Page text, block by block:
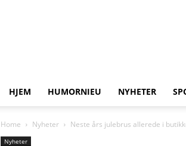
HJEM HUMORNIEU NYHETER
Home Nyheter Neste års julebrus allerede i
Nyheter